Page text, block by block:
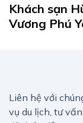
Khách sạn
Vương Phú
Liên hệ với
vụ du lịch, tư